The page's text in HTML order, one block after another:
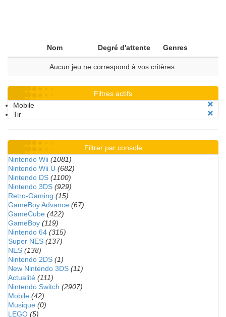
Nom Degré d'attente Genres
Aucun jeu ne correspond à vos critères.
Filtres actifs
Mobile
Tir
Filtrer par console
Nintendo Wii (1081)
Nintendo Wii U (682)
Nintendo DS (1100)
Nintendo 3DS (929)
Retro-Gaming (15)
GameBoy Advance (67)
GameCube (422)
GameBoy (119)
Nintendo 64 (315)
Super NES (137)
NES (138)
Nintendo 2DS (1)
New Nintendo 3DS (11)
Actualité (111)
Nintendo Switch (2907)
Mobile (42)
Musique (0)
LEGO (5)